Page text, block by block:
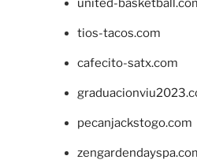
united-
tios-tacos.com
cafecito-satx.com
pecanjackstogo.com